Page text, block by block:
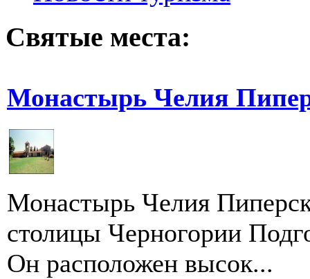
Святые места:
Монастырь Челия
Монастырь Челия
столицы Черногории
Он расположен высок...